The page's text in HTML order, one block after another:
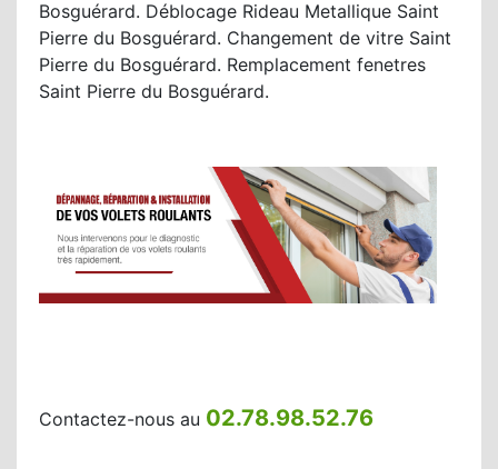
Bosguérard. Déblocage Rideau Metallique Saint
Pierre du Bosguérard. Changement de vitre Saint
Pierre du Bosguérard. Remplacement fenetres
Saint Pierre du Bosguérard.
Contactez-nous au 02.78.98.52.76